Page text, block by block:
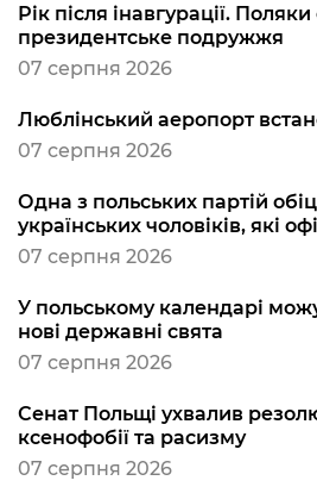
Рік після інавгурації.
президентське подружжя
07 серпня 2026
Люблінський аеропорт
07 серпня 2026
Одна з польських партій
українських чоловіків, які
07 серпня 2026
У польському календарі
нові державні свята
07 серпня 2026
Сенат Польщі ухвалив
ксенофобії та расизму
07 серпня 2026